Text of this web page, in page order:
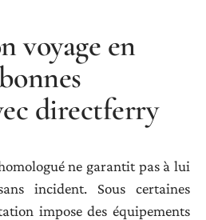
voyage en
directferry
ne garantit pas à lui
incident. Sous certaines
impose des équipements